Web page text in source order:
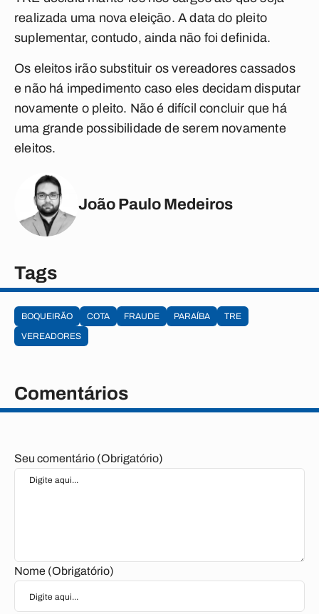
realizada uma nova eleição. A data do pleito
suplementar, contudo, ainda não foi definida.
Os eleitos irão substituir os vereadores cassados
e não há impedimento caso eles decidam disputar
novamente o pleito. Não é difícil concluir que há
uma grande possibilidade de serem novamente
eleitos.
João Paulo Medeiros
Tags
BOQUEIRÃO COTA FRAUDE PARAÍBA
TRE
VEREADORES
Comentários
Seu comentário (Obrigatório)
Nome (Obrigatório)